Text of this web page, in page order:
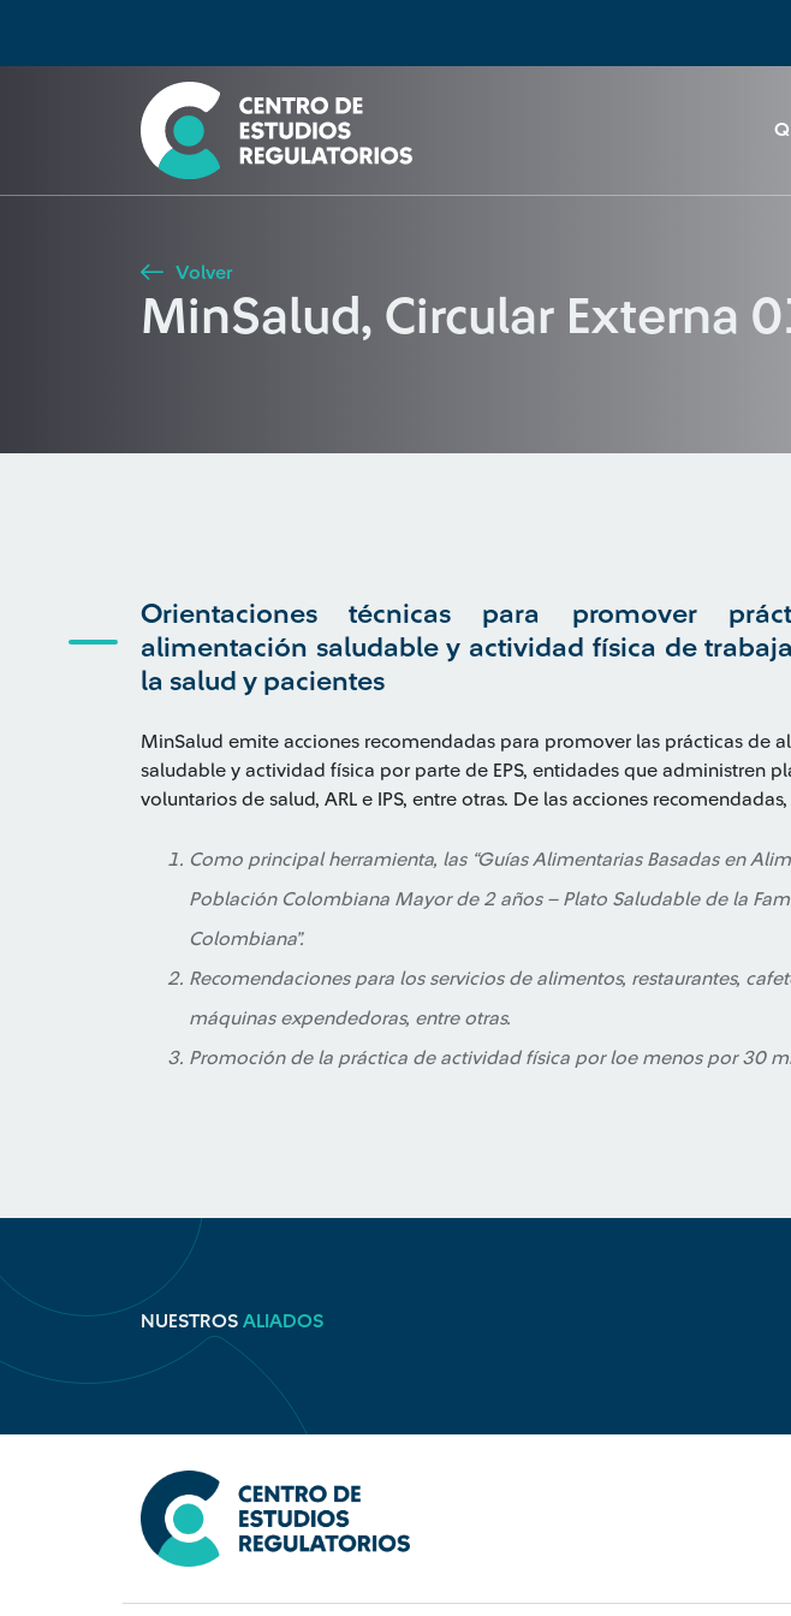
Seleccione país
Buscar
Volver
MinSalud, Circular Externa
Orientaciones técnicas para promover
alimentación saludable y actividad física de
la salud y pacientes
MinSalud emite acciones recomendadas para promover las prácticas de
saludable y actividad física por parte de EPS, entidades que administren
voluntarios de salud, ARL e IPS, entre otras. De las acciones
Como principal herramienta, las “Guías Alimentarias Basadas en
Población Colombiana Mayor de 2 años – Plato Saludable de la
Colombiana”.
Recomendaciones para los servicios de alimentos, restaurantes,
máquinas expendedoras, entre otras.
Promoción de la práctica de actividad física por loe menos por 30
NUESTROS ALIADOS